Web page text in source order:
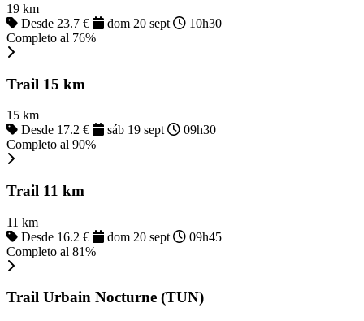
19 km
Desde 23.7 €
dom 20 sept
10h30
Completo al 76%
Trail 15 km
15 km
Desde 17.2 €
sáb 19 sept
09h30
Completo al 90%
Trail 11 km
11 km
Desde 16.2 €
dom 20 sept
09h45
Completo al 81%
Trail Urbain Nocturne (TUN)